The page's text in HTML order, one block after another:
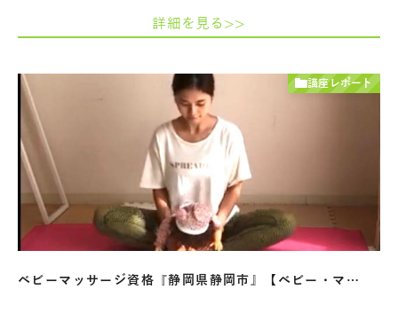
詳細を見る>>
講座レポート
ベビーマッサージ資格『静岡県静岡市』【ベビー・マ…